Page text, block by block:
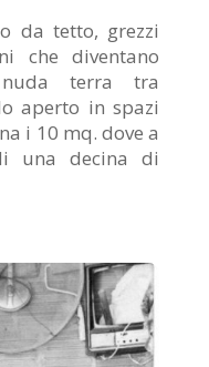
da tetto, grezzi
che diventano
terra tra
aperto in spazi
i 10 mq. dove a
una decina di